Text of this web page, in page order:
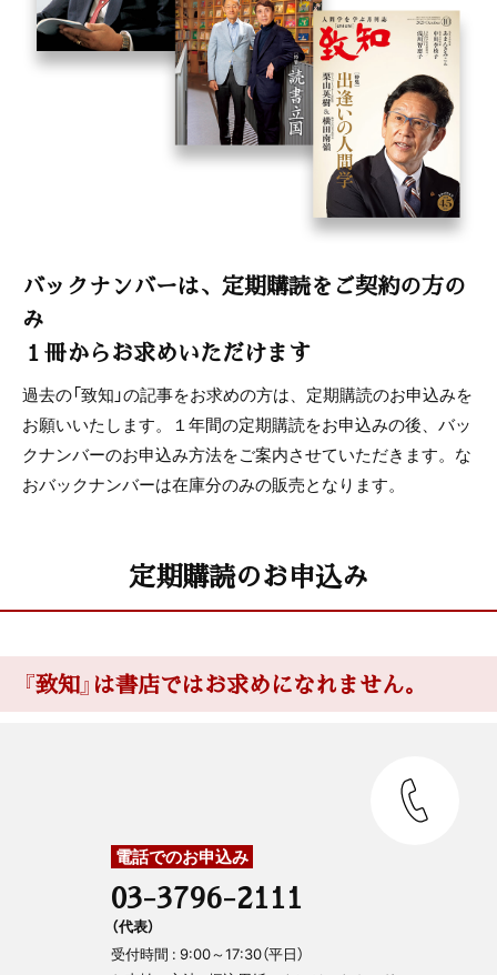
バックナンバーは、定期購読をご契約の方の
み
１冊からお求めいただけます
過去の「致知」の記事をお求めの方は、定期購読のお申込みを
お願いいたします。１年間の定期購読をお申込みの後、バッ
クナンバーのお申込み方法をご案内させていただきます。な
おバックナンバーは在庫分のみの販売となります。
定期購読のお申込み
『致知』は書店ではお求めになれません。
電話でのお申込み
03-3796-2111
（代表）
受付時間 : 9:00～17:30（平日）